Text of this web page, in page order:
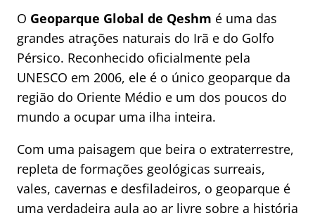
O Geoparque Global de Qeshm é uma das
grandes atrações naturais do Irã e do Golfo
Pérsico. Reconhecido oficialmente pela
UNESCO em 2006, ele é o único geoparque da
região do Oriente Médio e um dos poucos do
mundo a ocupar uma ilha inteira.
Com uma paisagem que beira o extraterrestre,
repleta de formações geológicas surreais,
vales, cavernas e desfiladeiros, o geoparque é
uma verdadeira aula ao ar livre sobre a história